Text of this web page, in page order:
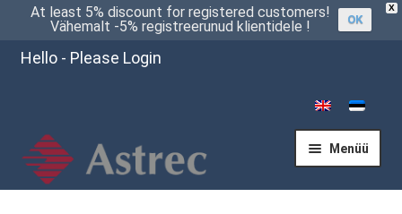
X
At least 5% discount for registered customers!
Vähemalt -5% registreerunud klientidele !
OK
Hello - Please Login
Menüü